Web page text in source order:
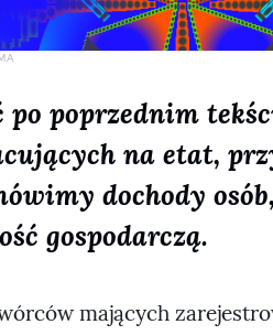
po poprzednim
na etat,
dochody
gospodarczą.
mających